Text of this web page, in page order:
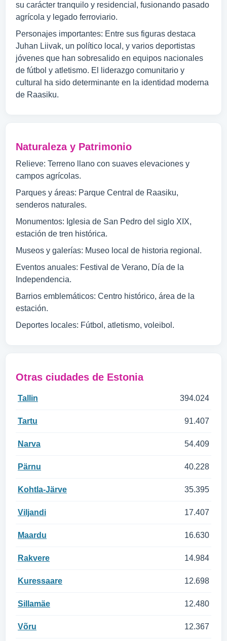
su carácter tranquilo y residencial, fusionando pasado
agrícola y legado ferroviario.
Personajes importantes: Entre sus figuras destaca
Juhan Liivak, un político local, y varios deportistas
jóvenes que han sobresalido en equipos nacionales
de fútbol y atletismo. El liderazgo comunitario y
cultural ha sido determinante en la identidad moderna
de Raasiku.
Naturaleza y Patrimonio
Relieve: Terreno llano con suaves elevaciones y
campos agrícolas.
Parques y áreas: Parque Central de Raasiku,
senderos naturales.
Monumentos: Iglesia de San Pedro del siglo XIX,
estación de tren histórica.
Museos y galerías: Museo local de historia regional.
Eventos anuales: Festival de Verano, Día de la
Independencia.
Barrios emblemáticos: Centro histórico, área de la
estación.
Deportes locales: Fútbol, atletismo, voleibol.
Otras ciudades de Estonia
Tallin 394.024
Tartu 91.407
Narva 54.409
Pärnu 40.228
Kohtla-Järve 35.395
Viljandi 17.407
Maardu 16.630
Rakvere 14.984
Kuressaare 12.698
Sillamäe 12.480
Võru 12.367